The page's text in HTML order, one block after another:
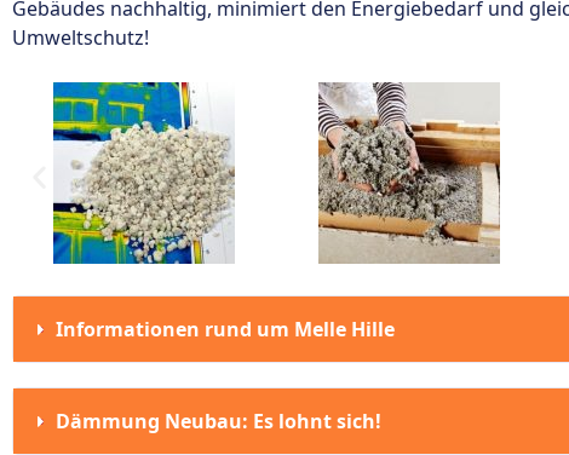
Gebäudes nachhaltig, minimiert den Energiebedarf und
Umweltschutz!
Informationen rund um Melle Hille
Dämmung Neubau: Es lohnt sich!